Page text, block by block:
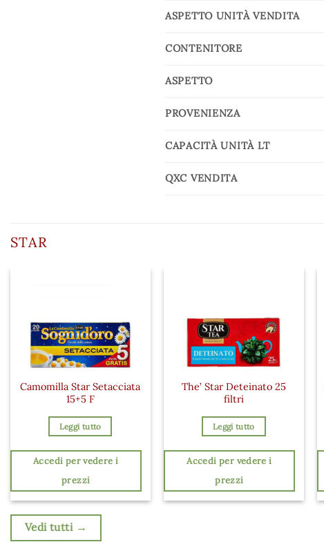
ASPETTO UNITÀ VENDITA
CONTENITORE
ASPETTO
PROVENIENZA
CAPACITÀ UNITÀ LT
QXC VENDITA
STAR
Camomilla Star Setacciata
15+5 F
Leggi tutto
Accedi per vedere i
prezzi
The’ Star Deteinato 25
filtri
Leggi tutto
Accedi per vedere i
prezzi
Vedi tutti →